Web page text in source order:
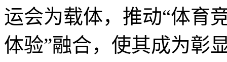
运会为载体，推动“体育
体验”融合，使其成为彰